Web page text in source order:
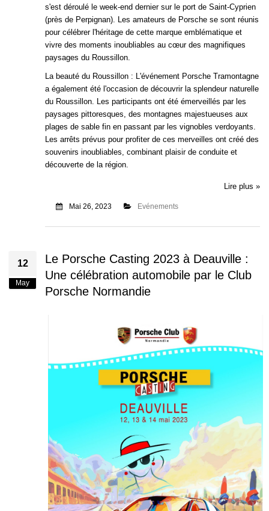
s'est déroulé le week-end dernier sur le port de Saint-Cyprien
(près de Perpignan). Les amateurs de Porsche se sont réunis
pour célébrer l'héritage de cette marque emblématique et
vivre des moments inoubliables au cœur des magnifiques
paysages du Roussillon.
La beauté du Roussillon : L'événement Porsche Tramontagne
a également été l'occasion de découvrir la splendeur naturelle
du Roussillon. Les participants ont été émerveillés par les
paysages pittoresques, des montagnes majestueuses aux
plages de sable fin en passant par les vignobles verdoyants.
Les arrêts prévus pour profiter de ces merveilles ont créé des
souvenirs inoubliables, combinant plaisir de conduite et
découverte de la région.
Lire plus »
Mai 26, 2023 Evénements
12
May
Le Porsche Casting 2023 à Deauville :
Une célébration automobile par le Club
Porsche Normandie